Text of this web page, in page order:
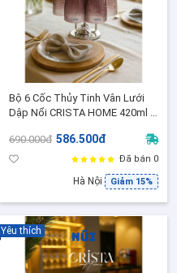
Bộ 6 Cốc Thủy Tinh Vân Lưới
Dập Nổi CRISTA HOME 420ml -
Nước ( 60209-PU- Màu Tím )
690.000đ 586.500đ
Đã bán 0
Hà Nội Giảm 15%
Yêu thích